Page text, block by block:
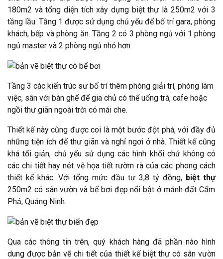
180m2 và tổng diện tích xây dựng biệt thự là 250m2 với 3
tầng lầu. Tầng 1 được sử dụng chủ yếu để bố trí gara, phòng
khách, bếp và phòng ăn. Tầng 2 có 3 phòng ngủ với 1 phòng
ngủ master và 2 phòng ngủ nhỏ hơn.
Tầng 3 các kiến trúc sư bố trí thêm phòng giải trí, phòng làm
việc, sân với bàn ghế để gia chủ có thể uống trà, cafe hoặc
ngồi thư giãn ngoài trời có mái che.
Thiết kế này cũng được coi là một bước đột phá, với đầy đủ
những tiện ích để thư giãn và nghỉ ngơi ở nhà. Thiết kế cũng
khá tối giản, chủ yếu sử dụng các hình khối chứ không có
các chi tiết hay nét vẽ họa tiết rườm rà của các phong cách
thiết kế khác. Với tổng mức đầu tư 3,8 tỷ đồng, biệt thự
250m2 có sân vườn và bể bơi đẹp nổi bật ở mảnh đất Cẩm
Phả, Quảng Ninh.
Qua các thông tin trên, quý khách hàng đã phần nào hình
dung được bản vẽ chi tiết của thiết kế biệt thự có sân vườn